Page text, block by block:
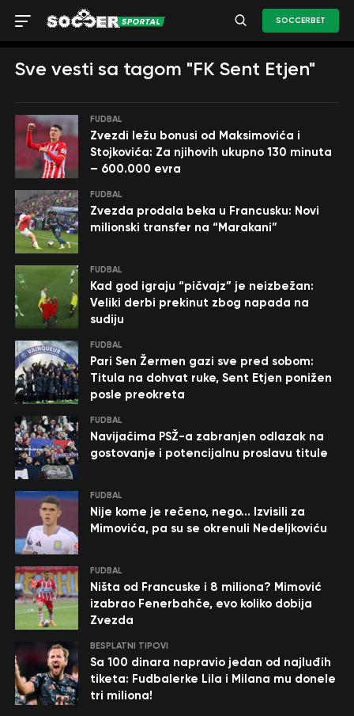
SOCCERBET
Sve vesti sa tagom "FK Sent Etjen"
FUDBAL
Zvezdi ležu bonusi od Maksimovića i
Stojkovića: Za njihovih ukupno 130 minuta
– 600.000 evra
FUDBAL
Zvezda prodala beka u Francusku: Novi
milionski transfer na “Marakani”
FUDBAL
Kad god igraju “pičvajz” je neizbežan:
Veliki derbi prekinut zbog napada na
sudiju
FUDBAL
Pari Sen Žermen gazi sve pred sobom:
Titula na dohvat ruke, Sent Etjen ponižen
posle preokreta
FUDBAL
Navijačima PSŽ-a zabranjen odlazak na
gostovanje i potencijalnu proslavu titule
FUDBAL
Nije kome je rečeno, nego… Izvisili za
Mimovića, pa su se okrenuli Nedeljkoviću
FUDBAL
Ništa od Francuske i 8 miliona? Mimović
izabrao Fenerbahče, evo koliko dobija
Zvezda
BESPLATNI TIPOVI
Sa 100 dinara napravio jedan od najluđih
tiketa: Fudbalerke Lila i Milana mu donele
tri miliona!